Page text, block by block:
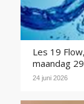
Les 19
maandag
24 juni 2026